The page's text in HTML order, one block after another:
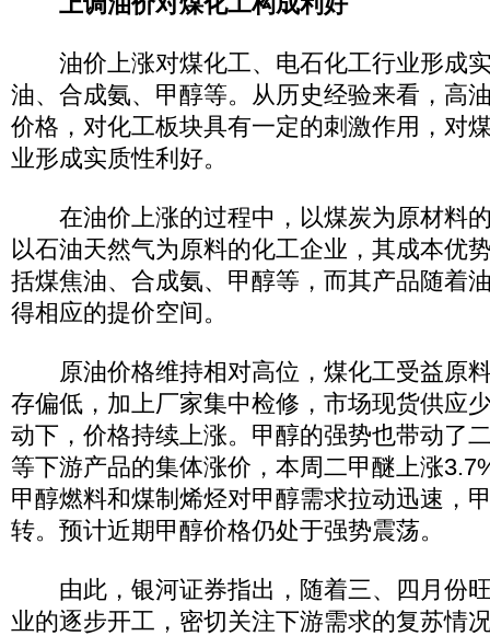
油价上涨对煤化工、电石化工行业形成
油、合成氨、甲醇等。从历史经验来看，高
价格，对化工板块具有一定的刺激作用，对
业形成实质性利好。
在油价上涨的过程中，以煤炭为原材料
以石油天然气为原料的化工企业，其成本优
括煤焦油、合成氨、甲醇等，而其产品随着
得相应的提价空间。
原油价格维持相对高位，煤化工受益原
存偏低，加上厂家集中检修，市场现货供应
动下，价格持续上涨。甲醇的强势也带动了
等下游产品的集体涨价，本周二甲醚上涨
甲醇燃料和煤制烯烃对甲醇需求拉动迅速，
转。预计近期甲醇价格仍处于强势震荡。
由此，银河证券指出，随着三、四月份
业的逐步开工，密切关注下游需求的复苏情